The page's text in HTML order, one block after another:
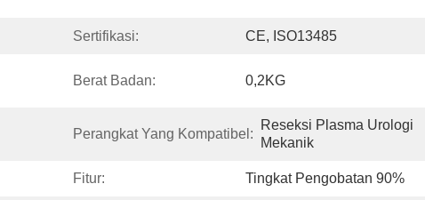
Sertifikasi: CE, ISO13485
Berat Badan: 0,2KG
Perangkat Yang Kompatibel:
Reseksi Plasma Urologi
Mekanik
Fitur: Tingkat Pengobatan 90%